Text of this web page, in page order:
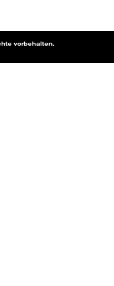
vorbehalten.